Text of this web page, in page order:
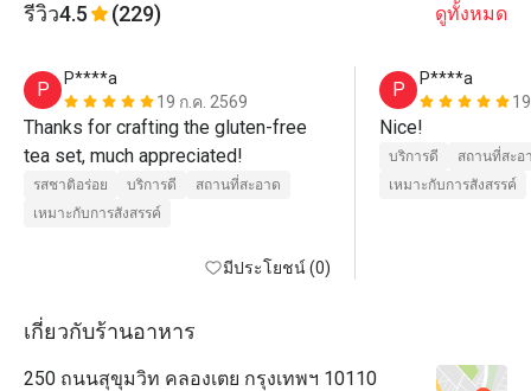
รีวิว4.5 (229) ดูทั้งหมด
P
P****a
19 ก.ค. 2569
Thanks for crafting the gluten-free
tea set, much appreciated!
รสชาติอร่อย บริการดี
สถานที่สะอาด
เหมาะกับการสังสรรค์
มีประโยชน์ (0)
P
P****a
Nice!
บริการดี
สถานที่สะอ
เหมาะกับการสังสรรค์
เกี่ยวกับร้านอาหาร
250 ถนนสุขุมวิท คลองเตย กรุงเทพฯ 10110